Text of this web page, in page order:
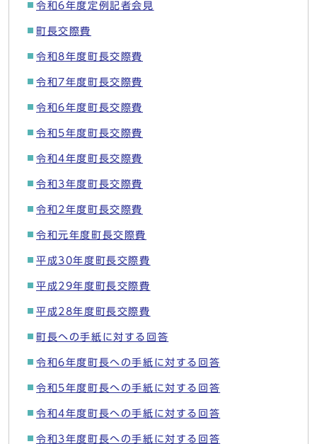
令和6年度定例記者会見
町長交際費
令和8年度町長交際費
令和7年度町長交際費
令和6年度町長交際費
令和5年度町長交際費
令和4年度町長交際費
令和3年度町長交際費
令和2年度町長交際費
令和元年度町長交際費
平成30年度町長交際費
平成29年度町長交際費
平成28年度町長交際費
町長への手紙に対する回答
令和6年度町長への手紙に対する回答
令和5年度町長への手紙に対する回答
令和4年度町長への手紙に対する回答
令和3年度町長への手紙に対する回答